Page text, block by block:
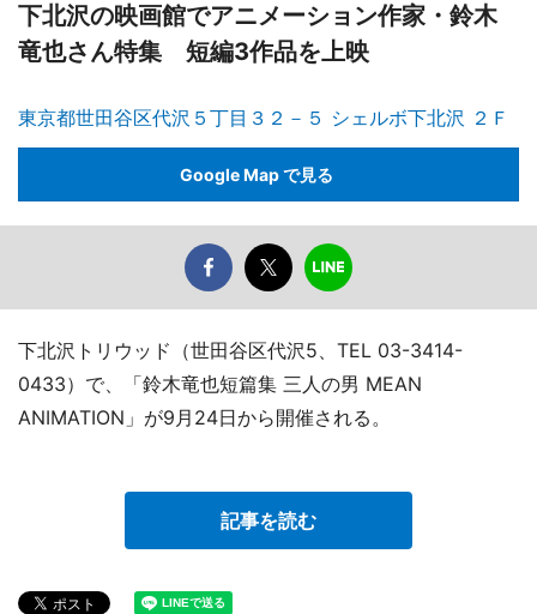
下北沢の映画館でアニメーション作家・鈴木
竜也さん特集 短編3作品を上映
東京都世田谷区代沢５丁目３２－５ シェルボ下北沢 ２Ｆ
Google Map で見る
下北沢トリウッド（世田谷区代沢5、TEL 03-3414-
0433）で、「鈴木竜也短篇集 三人の男 MEAN
ANIMATION」が9月24日から開催される。
記事を読む